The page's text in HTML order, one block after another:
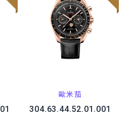
歐米茄
304.63.44.52.01.001